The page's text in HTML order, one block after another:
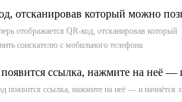
отображается QR-код, отсканировав который
соискателю с мобильного телефона
появится ссылка, нажмите на неё — и начнётся